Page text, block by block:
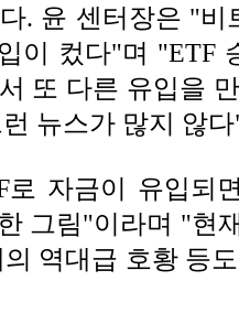
. 윤 센터장은 "비
이 컸다"며 "ETF
또 다른 유입을
뉴스가 많지 않
로 자금이 유입되
그림"이라며 "현
역대급 호황 등